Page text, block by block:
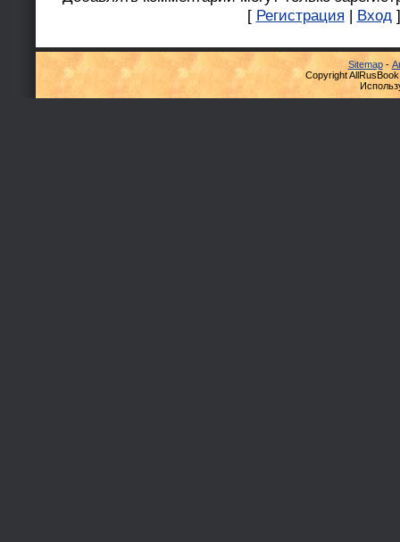
[ Регистрация | Вход ]
Sitemap-
Copyright